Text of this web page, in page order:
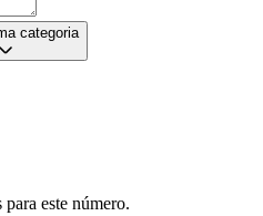
categoria
este número.